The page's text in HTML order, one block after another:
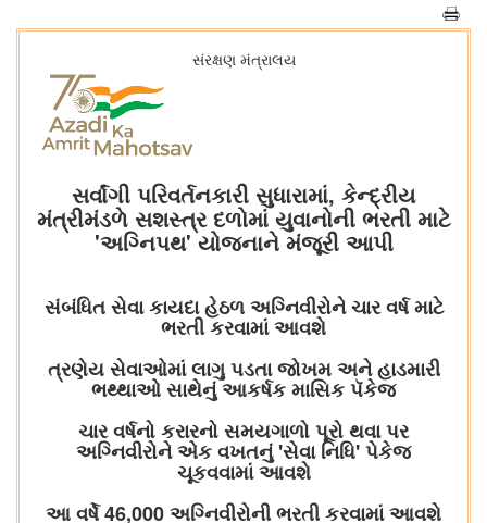
સંરક્ષણ મંત્રાલય
સર્વાંગી પરિવર્તનકારી સુધારામાં, કેન્દ્રીય
મંત્રીમંડળે સશસ્ત્ર દળોમાં યુવાનોની ભરતી માટે
'અગ્નિપથ' યોજનાને મંજૂરી આપી
સંબંધિત સેવા કાયદા હેઠળ અગ્નિવીરોને ચાર વર્ષ માટે
ભરતી કરવામાં આવશે
ત્રણેય સેવાઓમાં લાગુ પડતા જોખમ અને હાડમારી
ભથ્થાઓ સાથેનું આકર્ષક માસિક પૅકેજ
ચાર વર્ષનો કરારનો સમયગાળો પૂરો થવા પર
અગ્નિવીરોને એક વખતનું 'સેવા નિધિ' પેકેજ
ચૂકવવામાં આવશે
આ વર્ષે 46,000 અગ્નિવીરોની ભરતી કરવામાં આવશે